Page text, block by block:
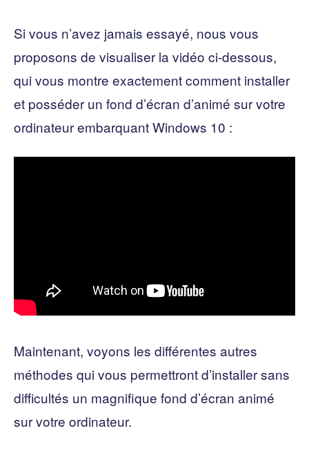
Si vous n’avez jamais essayé, nous vous
proposons de visualiser la vidéo ci-dessous,
qui vous montre exactement comment installer
et posséder un fond d’écran d’animé sur votre
ordinateur embarquant Windows 10 :
Maintenant, voyons les différentes autres
méthodes qui vous permettront d’installer sans
difficultés un magnifique fond d’écran animé
sur votre ordinateur.